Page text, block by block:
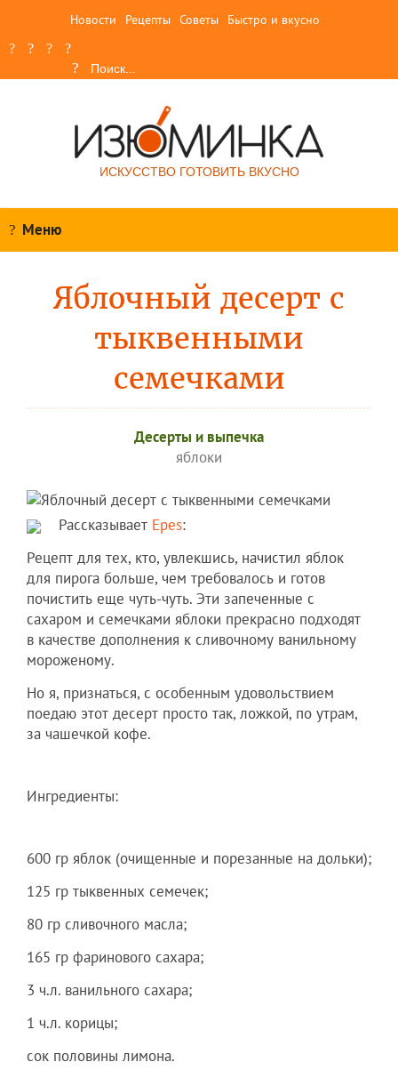
Новости Рецепты Советы Быстро и вкусно
ИСКУССТВО ГОТОВИТЬ ВКУСНО
Меню
Яблочный десерт с
тыквенными
семечками
Десерты и выпечка
яблоки
Рассказывает Еpes:
Рецепт для тех, кто, увлекшись, начистил яблок
для пирога больше, чем требовалось и готов
почистить еще чуть-чуть. Эти запеченные с
сахаром и семечками яблоки прекрасно подходят
в качестве дополнения к сливочному ванильному
мороженому.
Но я, признаться, с особенным удовольствием
поедаю этот десерт просто так, ложкой, по утрам,
за чашечкой кофе.
Ингредиенты:
600 гр яблок (очищенные и порезанные на дольки);
125 гр тыквенных семечек;
80 гр сливочного масла;
165 гр фаринового сахара;
3 ч.л. ванильного сахара;
1 ч.л. корицы;
сок половины лимона.